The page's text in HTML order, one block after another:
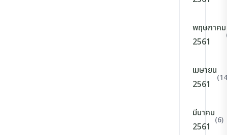
พฤษภาคม
2561
เมษายน
2561
มีนาคม
2561
(6)